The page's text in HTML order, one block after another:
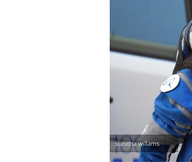
sunitha willams